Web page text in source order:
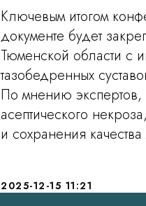
Ключевым итогом
документе будет
Тюменской области с
тазобедренных
По мнению экспертов,
асептического
и сохранения
2025-12-15 11:21